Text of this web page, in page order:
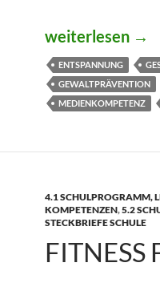
weiterlesen →
ENTSPANNUNG
GEWALTPRÄVENTION
MEDIENKOMPETENZ
4.1 SCHULPROGRAMM,
KOMPETENZEN,5.2
STECKBRIEFE SCHULE
FITNESS